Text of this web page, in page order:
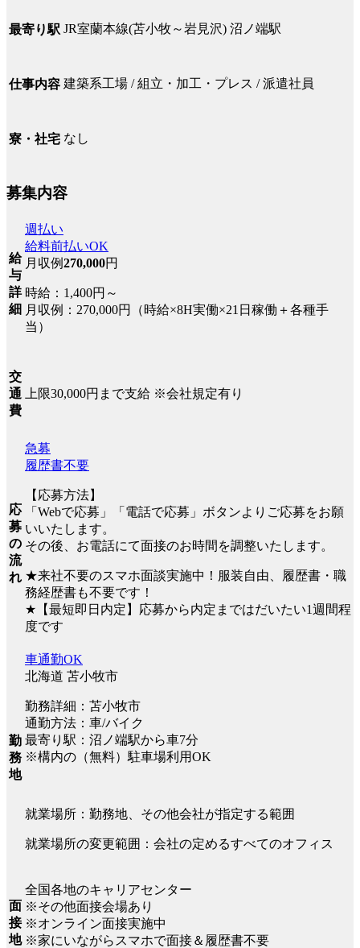
最寄り駅 JR室蘭本線(苫小牧～岩見沢) 沼ノ端駅
仕事内容 建築系工場 / 組立・加工・プレス / 派遣社員
寮・社宅 なし
募集内容
給
与
詳
細
週払い
給料前払いOK
月収例270,000円
時給：1,400円～
月収例：270,000円（時給×8H実働×21日稼働＋各種手
当）
交
通
費
上限30,000円まで支給 ※会社規定有り
応
募
の
流
れ
急募
履歴書不要
【応募方法】
「Webで応募」「電話で応募」ボタンよりご応募をお願
いいたします。
その後、お電話にて面接のお時間を調整いたします。
★来社不要のスマホ面談実施中！服装自由、履歴書・職
務経歴書も不要です！
★【最短即日内定】応募から内定まではだいたい1週間程
度です
勤
務
地
車通勤OK
北海道 苫小牧市
勤務詳細：苫小牧市
通勤方法：車/バイク
最寄り駅：沼ノ端駅から車7分
※構内の（無料）駐車場利用OK
就業場所：勤務地、その他会社が指定する範囲
就業場所の変更範囲：会社の定めるすべてのオフィス
面
接
地
全国各地のキャリアセンター
※その他面接会場あり
※オンライン面接実施中
※家にいながらスマホで面接＆履歴書不要